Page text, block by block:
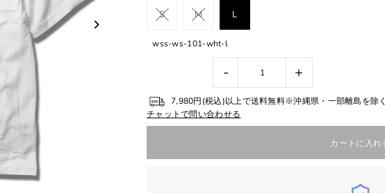
S M L
wss-ws-101-wht-l
- +
7,980円(税込)以上で送料無料※沖縄県・一部離島を除く
チャットで問い合わせる